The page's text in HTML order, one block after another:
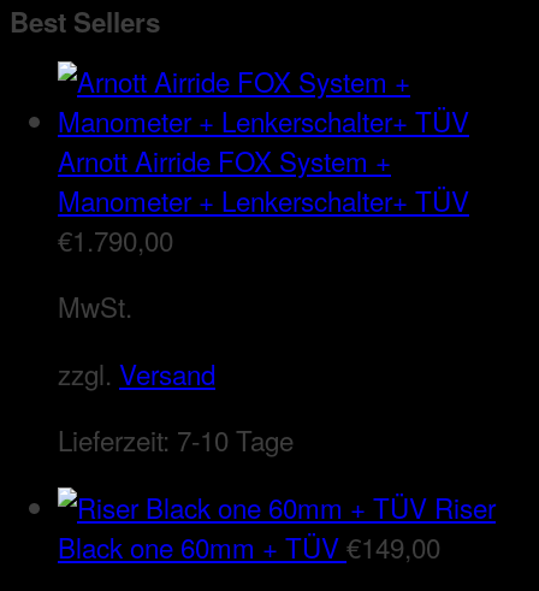
Best Sellers
Arnott Airride FOX System +
Manometer + Lenkerschalter+ TÜV
€1.790,00
MwSt.
zzgl. Versand
Lieferzeit: 7-10 Tage
Riser
Black one 60mm + TÜV€149,00